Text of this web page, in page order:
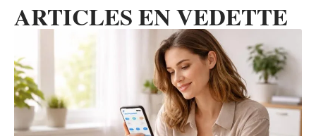
ARTICLES EN VEDETTE